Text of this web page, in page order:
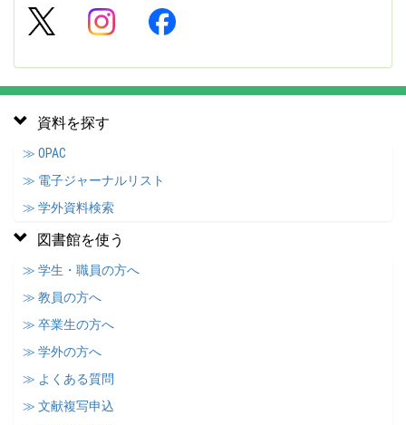
資料を探す
≫ OPAC
≫ 電子ジャーナルリスト
≫ 学外資料検索
図書館を使う
≫ 学生・職員の方へ
≫ 教員の方へ
≫ 卒業生の方へ
≫ 学外の方へ
≫ よくある質問
≫ 文献複写申込